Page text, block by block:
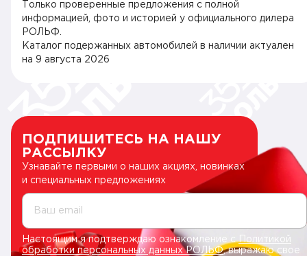
Только проверенные предложения с полной
информацией, фото и историей у официального дилера
РОЛЬФ.
Каталог подержанных автомобилей в наличии актуален
на 9 августа 2026
ПОДПИШИТЕСЬ НА НАШУ
РАССЫЛКУ
Узнавайте первыми о наших акциях, новинках
и специальных предложениях
Ваш email
Настоящим я подтверждаю ознакомление сПолитикой
обработки персональных данных РОЛЬФ, выражаю свое